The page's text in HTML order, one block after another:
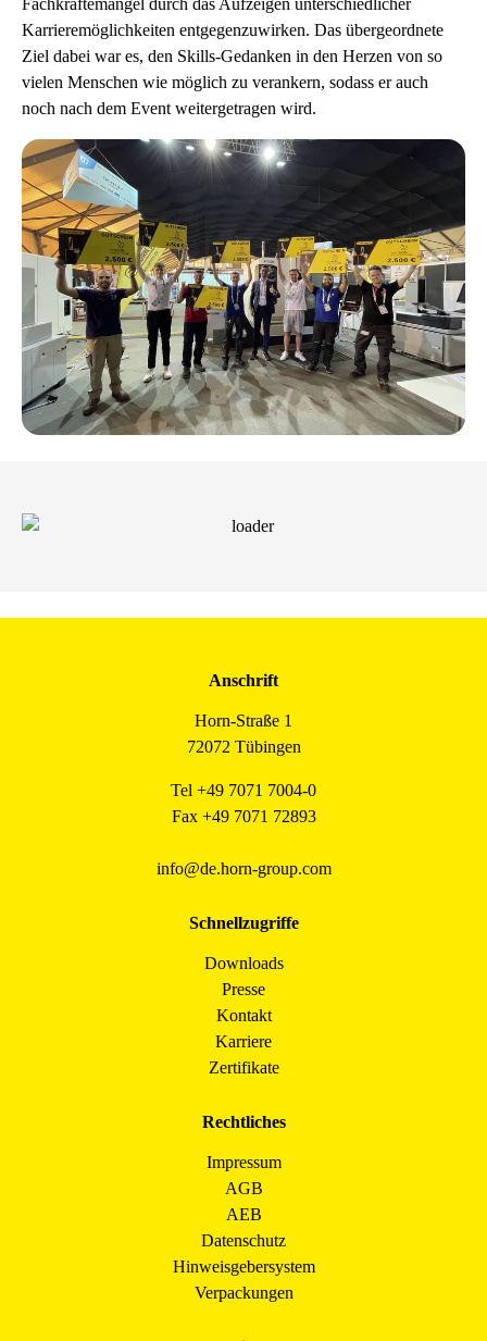
Fachkräftemangel durch das Aufzeigen unterschiedlicher
Karrieremöglichkeiten entgegenzuwirken. Das übergeordnete
Ziel dabei war es, den Skills-Gedanken in den Herzen von so
vielen Menschen wie möglich zu verankern, sodass er auch
noch nach dem Event weitergetragen wird.
Anschrift
Horn-Straße 1
72072 Tübingen
Tel +49 7071 7004-0
Fax +49 7071 72893
info@de.horn-group.com
Schnellzugriffe
Downloads
Presse
Kontakt
Karriere
Zertifikate
Rechtliches
Impressum
AGB
AEB
Datenschutz
Hinweisgebersystem
Verpackungen